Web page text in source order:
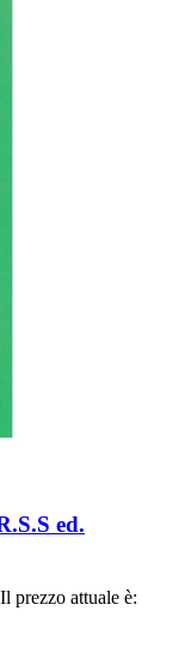
ed.
Il prezzo attuale è: